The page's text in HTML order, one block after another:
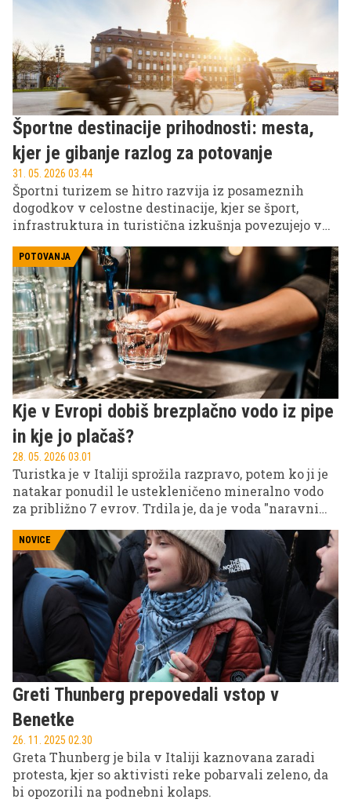
Športne destinacije prihodnosti: mesta,
kjer je gibanje razlog za potovanje
31. 05. 2026 03.44
Športni turizem se hitro razvija iz posameznih
dogodkov v celostne destinacije, kjer se šport,
infrastruktura in turistična izkušnja povezujejo v
regije, kjer obiskovalci ne prihajajo več samo na
tekme, ampak zaradi aktivnega načina življenja, ki
je dostopen skozi vse leto.
POTOVANJA
Kje v Evropi dobiš brezplačno vodo iz pipe
in kje jo plačaš?
28. 05. 2026 03.01
Turistka je v Italiji sprožila razpravo, potem ko ji je
natakar ponudil le ustekleničeno mineralno vodo
za približno 7 evrov. Trdila je, da je voda "naravni
morala biti brezplačno dostopna, podobno kot druge
osnovne storitve v gostinstvu.
NOVICE
Greti Thunberg prepovedali vstop v
Benetke
26. 11. 2025 02.30
Greta Thunberg je bila v Italiji kaznovana zaradi
protesta, kjer so aktivisti reke pobarvali zeleno, da
bi opozorili na podnebni kolaps.